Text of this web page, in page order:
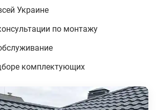
Украине
по монтажу
комплектующих